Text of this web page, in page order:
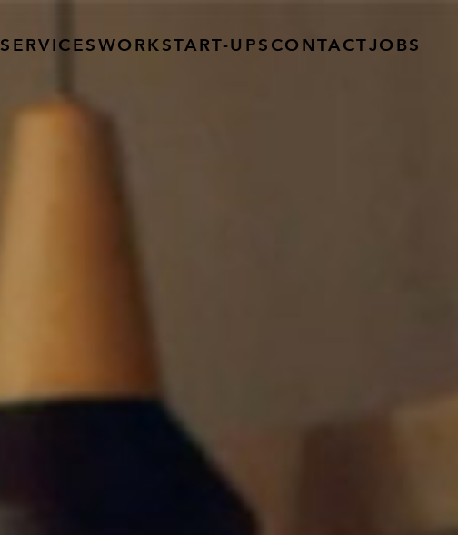
SERVICESWORKSTART-UPSCONTACTJOBS